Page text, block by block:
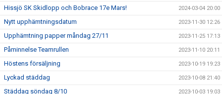
Hissjö SK Skidlopp och Bobrace 17e Mars! 2024-03-04 20:00
Nytt upphämtningsdatum 2023-11-30 12:26
Upphämtning papper måndag 27/11 2023-11-25 17:13
Påminnelse Teamrullen 2023-11-10 20:11
Höstens försäljning 2023-10-19 19:23
Lyckad städdag 2023-10-08 21:40
Städdag söndag 8/10 2023-10-03 19:03